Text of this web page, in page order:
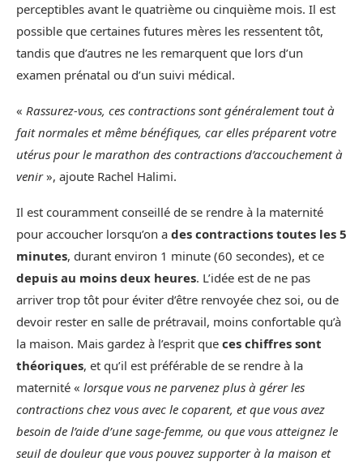
perceptibles avant le quatrième ou cinquième mois. Il est
possible que certaines futures mères les ressentent tôt,
tandis que d’autres ne les remarquent que lors d’un
examen prénatal ou d’un suivi médical.
« Rassurez-vous, ces contractions sont généralement tout à
fait normales et même bénéfiques, car elles préparent votre
utérus pour le marathon des contractions d’accouchement à
venir», ajoute Rachel Halimi.
Il est couramment conseillé de se rendre à la maternité
pour accoucher lorsqu’on a des contractions toutes les 5
minutes, durant environ 1 minute (60 secondes), et ce
depuis au moins deux heures. L’idée est de ne pas
arriver trop tôt pour éviter d’être renvoyée chez soi, ou de
devoir rester en salle de prétravail, moins confortable qu’à
la maison. Mais gardez à l’esprit que ces chiffres sont
théoriques, et qu’il est préférable de se rendre à la
maternité « lorsque vous ne parvenez plus à gérer les
contractions chez vous avec le coparent, et que vous avez
besoin de l’aide d’une sage-femme, ou que vous atteignez le
seuil de douleur que vous pouvez supporter à la maison et